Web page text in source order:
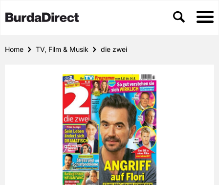
Home TV, Film & Musik die zwei